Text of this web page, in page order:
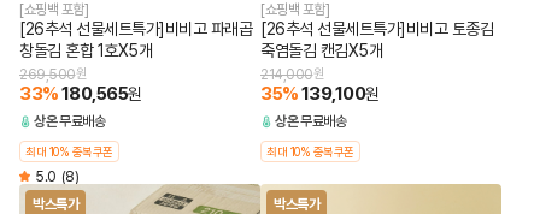
[쇼핑백 포함]
[26추석 선물세트특가]비비고 파래곱
창돌김 혼합 1호X5개
269,500원
33%180,565원
상온무료배송
최대 10% 중복쿠폰
5.0 (8)
[쇼핑백 포함]
[26추석 선물세트특가]비비고 토종김
죽염돌김 캔김X5개
214,000원
35%139,100원
상온무료배송
최대 10% 중복쿠폰
박스특가 박스특가